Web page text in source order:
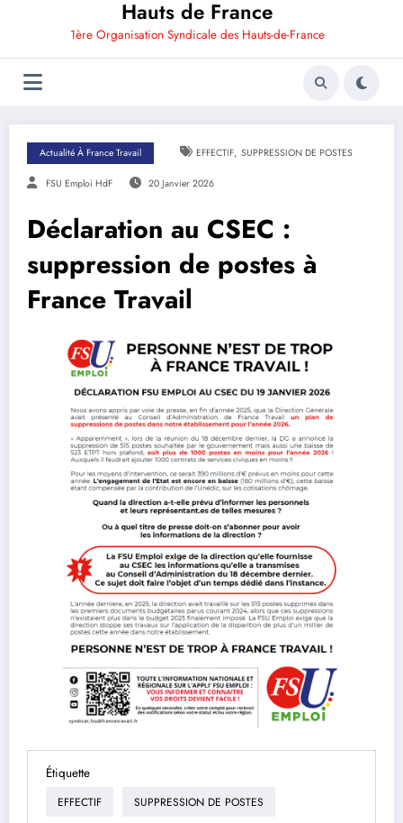
Hauts de France
1ère Organisation Syndicale des Hauts-de-France
Actualité À France Travail EFFECTIF, SUPPRESSION DE POSTES
FSU Emploi HdF 20 Janvier 2026
Déclaration au CSEC :
suppression de postes à
France Travail
Étiquette
EFFECTIF SUPPRESSION DE POSTES